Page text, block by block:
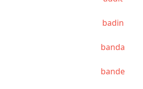
badin
banda
bande